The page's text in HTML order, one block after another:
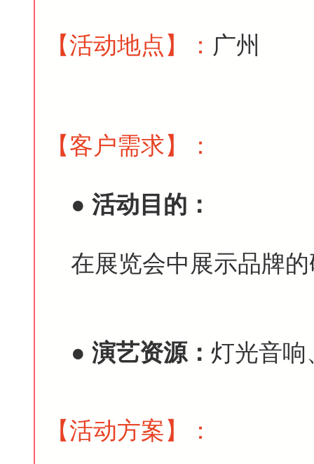
【活动地点 】 ： 广州
【客户需求】 ：
● 活动目的：
在展览会中展示品牌的
● 演艺资源： 灯光音响
【活动方案 】
：